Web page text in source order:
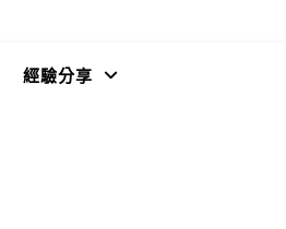
經驗分享